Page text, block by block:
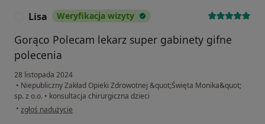
Lisa Weryfikacja wizyty
Gorąco Polecam lekarz super gabinety gifne
polecenia
28 listopada 2024
• Niepubliczny Zakład Opieki Zdrowotnej &quot;Święta Monika&quot;
sp. z o.o. • konsultacja chirurgiczna dzieci
• w opinii użytkownika Lisa
zgłoś nadużycie